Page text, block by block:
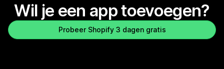
Wil je een app toevoegen?
Probeer Shopify 3 dagen gratis